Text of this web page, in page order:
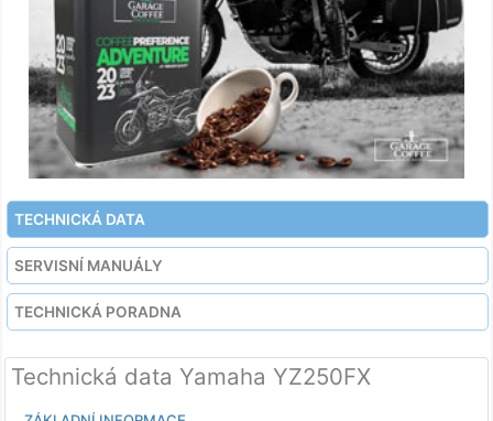
TECHNICKÁ DATA
SERVISNÍ MANUÁLY
TECHNICKÁ PORADNA
Technická data Yamaha YZ250FX